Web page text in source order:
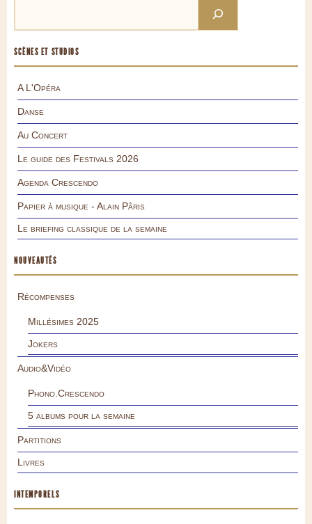
SCÈNES ET STUDIOS
A L'Opéra
Danse
Au Concert
Le guide des Festivals 2026
Agenda Crescendo
Papier à musique - Alain Pâris
Le briefing classique de la semaine
NOUVEAUTÉS
Récompenses
Millésimes 2025
Jokers
Audio&Vidéo
Phono.Crescendo
5 albums pour la semaine
Partitions
Livres
INTEMPORELS